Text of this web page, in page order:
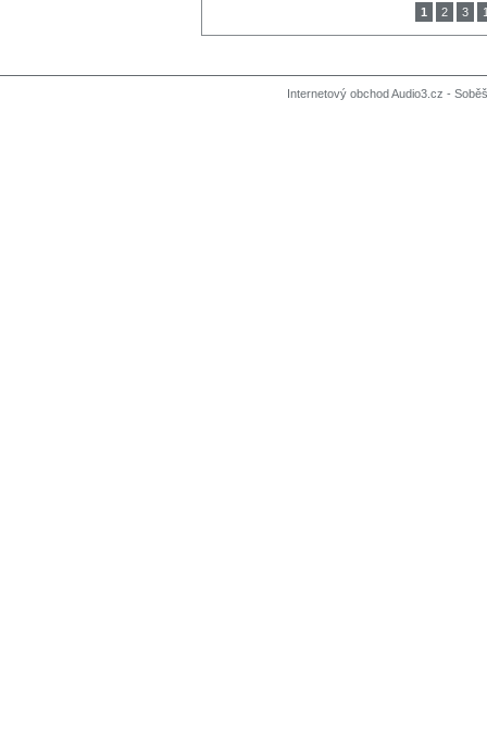
1 2 3
Internetový obchod Audio3.cz -